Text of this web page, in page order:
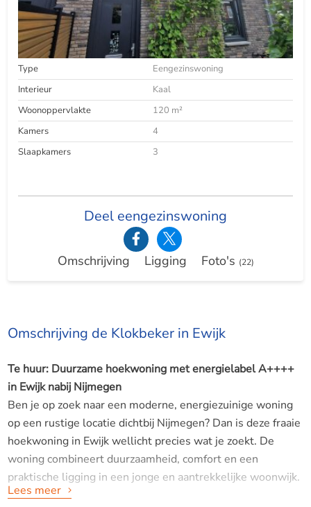
Type
Eengezinswoning
Interieur
Kaal
Woonoppervlakte
120 m²
Kamers
4
Slaapkamers
3
Deel eengezinswoning
Omschrijving Ligging Foto's (22)
Omschrijving de Klokbeker in Ewijk
Te huur: Duurzame hoekwoning met energielabel A++++
in Ewijk nabij Nijmegen
Ben je op zoek naar een moderne, energiezuinige woning
op een rustige locatie dichtbij Nijmegen? Dan is deze fraaie
hoekwoning in Ewijk wellicht precies wat je zoekt. De
woning combineert duurzaamheid, comfort en een
praktische ligging in een jonge en aantrekkelijke woonwijk.
Lees meer